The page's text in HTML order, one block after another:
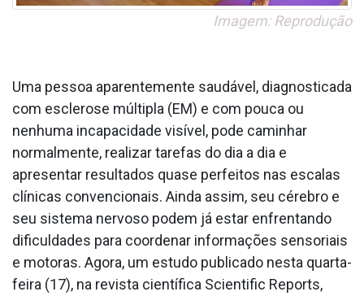
Imagem: Reprodução
Uma pessoa aparentemente saudável, diagnosticada
com esclerose múltipla (EM) e com pouca ou
nenhuma incapacidade visível, pode caminhar
normalmente, realizar tarefas do dia a dia e
apresentar resultados quase perfeitos nas escalas
clínicas convencionais. Ainda assim, seu cérebro e
seu sistema nervoso podem já estar enfrentando
dificuldades para coordenar informações sensoriais
e motoras. Agora, um estudo publicado nesta quarta-
feira (17), na revista científica Scientific Reports,